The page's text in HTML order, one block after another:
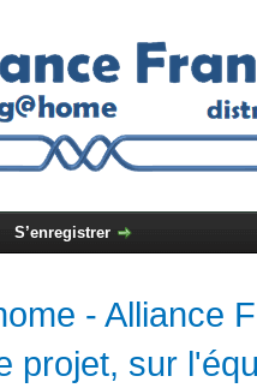
S’enregistrer
- Alliance
projet, sur